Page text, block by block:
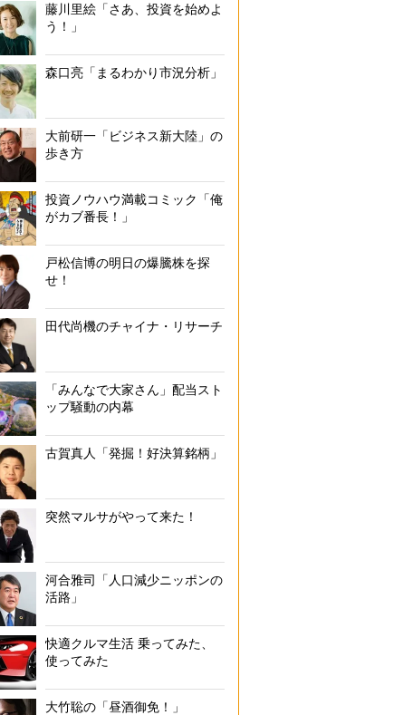
藤川里絵「さあ、投資を始めよ
う！」
森口亮「まるわかり市況分析」
大前研一「ビジネス新大陸」の
歩き方
投資ノウハウ満載コミック「俺
がカブ番長！」
戸松信博の明日の爆騰株を探
せ！
田代尚機のチャイナ・リサーチ
「みんなで大家さん」配当スト
ップ騒動の内幕
古賀真人「発掘！好決算銘柄」
突然マルサがやって来た！
河合雅司「人口減少ニッポンの
活路」
快適クルマ生活 乗ってみた、
使ってみた
大竹聡の「昼酒御免！」